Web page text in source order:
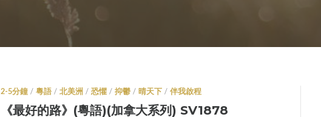
2-5分鐘 / 粵語 / 北美洲 / 恐懼 / 抑鬱 / 晴天下 / 伴我啟程
《最好的路》(粵語)(加拿大系列) SV1878